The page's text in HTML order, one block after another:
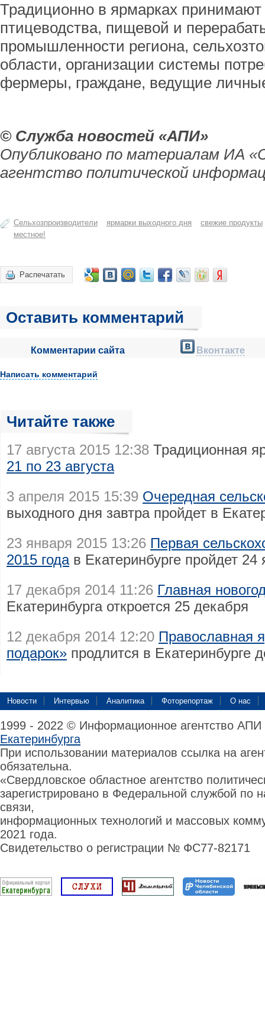
Традиционно в ярмарках принимают
птицеводства, пищевой и
промышленности региона,
области, организации системы
фермеры, граждане, ведущие
© Служба новостей «АПИ»
Опубликовано по материалам ИА
агентство политической
Сельхозпроизводители ярмарки выходного дня
свежие продукты
местное!
Распечатать
Оставить комментарий
Комментарии сайта Вконтакте
Написать комментарий
Читайте также
17 августа 2015 12:38 Традиционная
21 по 23 августа
3 апреля 2015 15:39 Очередная
выходного дня завтра пройдет в
23 января 2015 13:26 Первая
2015 годав Екатеринбурге пройдет 24
17 декабря 2014 11:26 Главная
Екатеринбурга откроется 25 декабря
12 декабря 2014 12:20 Православная
подарок» продлится в Екатеринбурге
Новости Интервью Аналитика Фоторепортаж О нас
1999 - 2022 © Информационное агентство
Екатеринбурга
При использовании материалов ссылка на
обязательна.
«Свердловское областное агентство
зарегистрировано в Федеральной службой по
связи,
информационных технологий и массовых
2021 года.
Свидетельство о регистрации № ФС77-82171